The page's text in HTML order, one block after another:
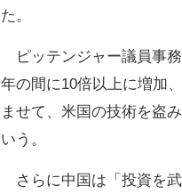
た。
ピッテンジャー議員事
年の間に10倍以上に増加
ませて、米国の技術を盗
いう。
さらに中国は「投資を